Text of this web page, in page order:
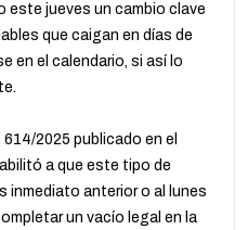
este jueves un cambio clave
que caigan en días de
en el calendario, si así lo
2025 publicado en el
a que este tipo de
inmediato anterior o al lunes
un vacío legal en la